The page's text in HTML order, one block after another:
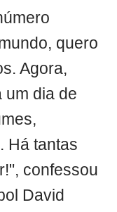
quero
Agora,
um dia de
Há tantas
confessou
David